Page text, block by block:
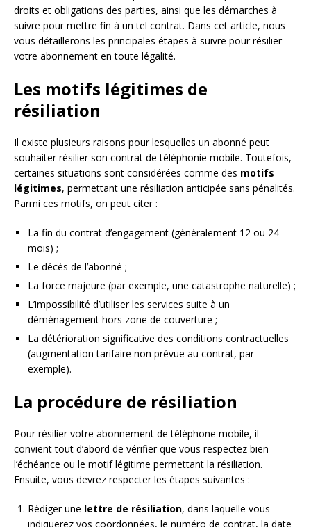
droits et obligations des parties, ainsi que les démarches à
suivre pour mettre fin à un tel contrat. Dans cet article, nous
vous détaillerons les principales étapes à suivre pour résilier
votre abonnement en toute légalité.
Les motifs légitimes de
résiliation
Il existe plusieurs raisons pour lesquelles un abonné peut
souhaiter résilier son contrat de téléphonie mobile. Toutefois,
certaines situations sont considérées comme des motifs
légitimes, permettant une résiliation anticipée sans pénalités.
Parmi ces motifs, on peut citer :
La fin du contrat d’engagement (généralement 12 ou 24
mois) ;
Le décès de l’abonné ;
La force majeure (par exemple, une catastrophe naturelle) ;
L’impossibilité d’utiliser les services suite à un
déménagement hors zone de couverture ;
La détérioration significative des conditions contractuelles
(augmentation tarifaire non prévue au contrat, par
exemple).
La procédure de résiliation
Pour résilier votre abonnement de téléphone mobile, il
convient tout d’abord de vérifier que vous respectez bien
l’échéance ou le motif légitime permettant la résiliation.
Ensuite, vous devrez respecter les étapes suivantes :
Rédiger une lettre de résiliation, dans laquelle vous
indiquerez vos coordonnées, le numéro de contrat, la date